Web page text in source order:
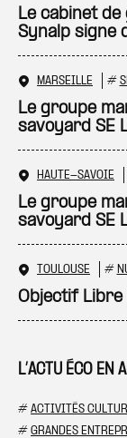
L’ACTU ÉCO EN
# ACTIVITÉS
# GRANDES
Le cabinet
Synalp signe
MARSEILLE #
Le groupe
savoyard SE
HAUTE-SAVOIE
Le groupe
savoyard SE
TOULOUSE #
Objectif